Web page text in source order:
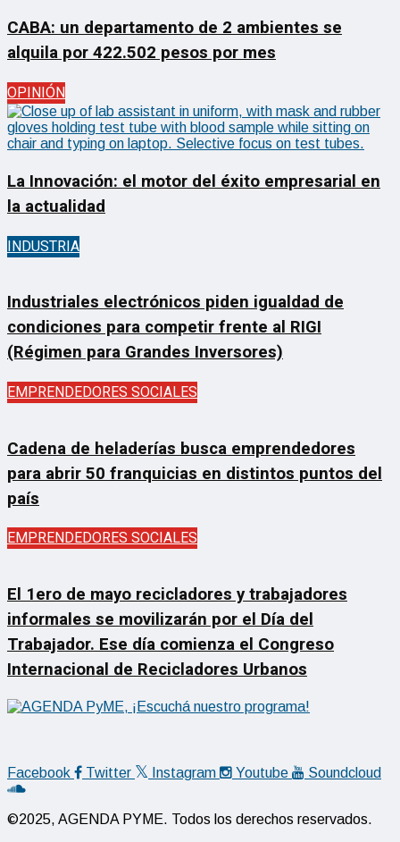
CABA: un departamento de 2 ambientes se
alquila por 422.502 pesos por mes
OPINIÓN
La Innovación: el motor del éxito empresarial en
la actualidad
INDUSTRIA
Industriales electrónicos piden igualdad de
condiciones para competir frente al RIGI
(Régimen para Grandes Inversores)
EMPRENDEDORES SOCIALES
Cadena de heladerías busca emprendedores
para abrir 50 franquicias en distintos puntos del
país
EMPRENDEDORES SOCIALES
El 1ero de mayo recicladores y trabajadores
informales se movilizarán por el Día del
Trabajador. Ese día comienza el Congreso
Internacional de Recicladores Urbanos
Facebook Twitter Instagram Youtube Soundcloud
©2025, AGENDA PYME. Todos los derechos reservados.